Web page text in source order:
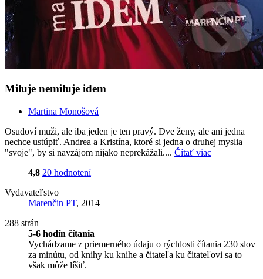
Miluje nemiluje idem
Martina Monošová
Osudoví muži, ale iba jeden je ten pravý. Dve ženy, ale ani jedna
nechce ustúpiť. Andrea a Kristína, ktoré si jedna o druhej myslia
"svoje", by si navzájom nijako neprekážali.... Čítať viac
4,8 20 hodnotení
Vydavateľstvo
Marenčin PT, 2014
288 strán
5-6 hodín čítania
Vychádzame z priemerného údaju o rýchlosti čítania 230 slov
za minútu, od knihy ku knihe a čitateľa ku čitateľovi sa to
však môže líšiť.